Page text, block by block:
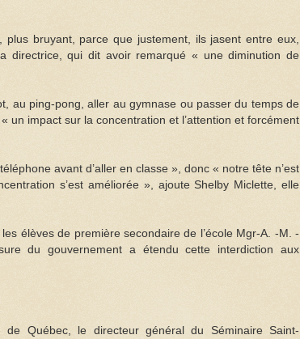
bruyant, parce que justement, ils jasent entre eux,
directrice, qui dit avoir remarqué « une diminution de
au ping-pong, aller au gymnase ou passer du temps de
un impact sur la concentration et l’attention et forcément
avant d’aller en classe », donc « notre tête n’est
s’est améliorée », ajoute Shelby Miclette, elle
élèves de première secondaire de l’école Mgr-A. -M. -
du gouvernement a étendu cette interdiction aux
de Québec, le directeur général du Séminaire Saint-